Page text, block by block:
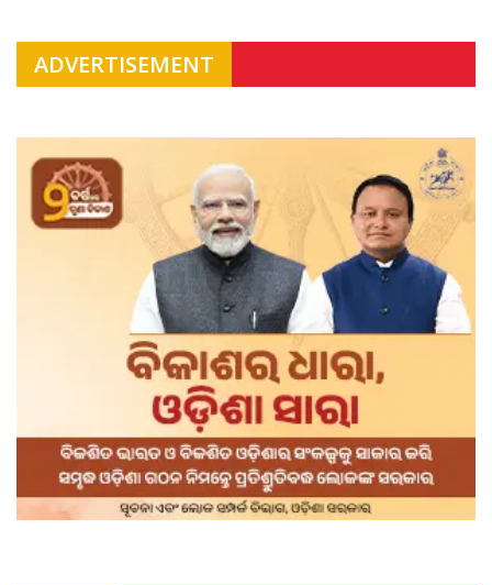
ADVERTISEMENT